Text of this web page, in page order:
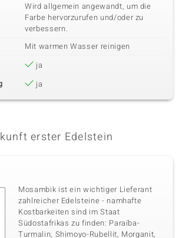
Wird allgemein angewandt, um die
Farbe hervorzurufen und/oder zu
verbessern.
Mit warmen Wasser reinigen
ja
ja
erster Edelstein
Mosambik ist ein wichtiger Lieferant
zahlreicher Edelsteine - namhafte
Kostbarkeiten sind im Staat
Südostafrikas zu finden: Paraíba-
Turmalin, Shimoyo-Rubellit, Morganit,